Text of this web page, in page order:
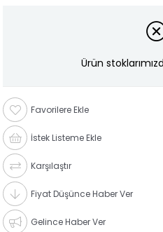
Ürün
Favorilere Ekle
İstek Listeme Ekle
Karşılaştır
Fiyat Düşünce Haber Ver
Gelince Haber Ver